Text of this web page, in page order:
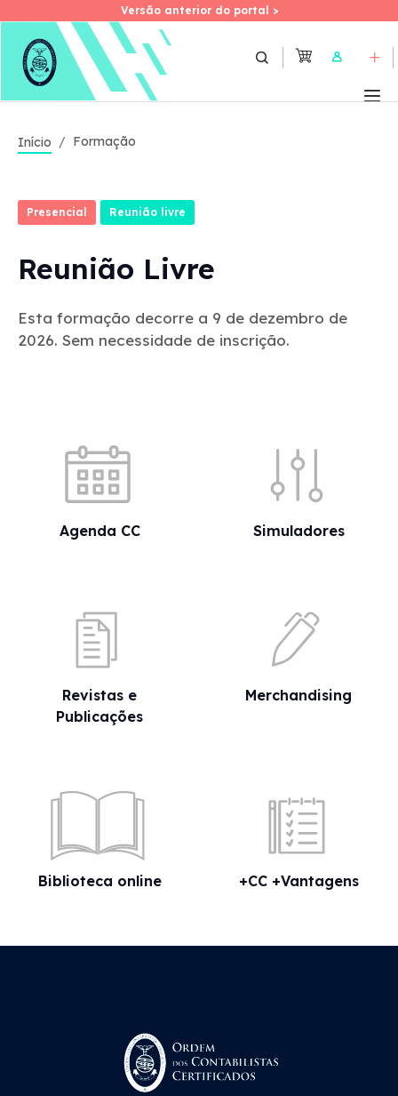
Skip
Versão anterior do portal >
Versão anterior do portal >
User
Início Formação
Presencial Reunião livre
Reunião Livre
Esta formação decorre a 9 de dezembro de
2026. Sem necessidade de inscrição.
Agenda CC Simuladores
Revistas e
Publicações
Merchandising
Biblioteca online +CC +Vantagens